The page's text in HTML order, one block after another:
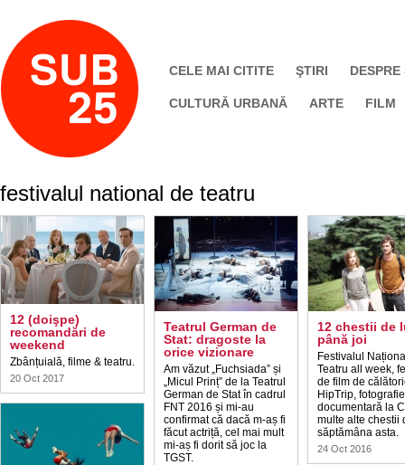
CELE MAI CITITE ŞTIRI DESPRE
CULTURĂ URBANĂ ARTE FILM
festivalul national de teatru
12 (doişpe)
recomandări de
weekend
Zbânțuială, filme & teatru.
20 Oct 2017
Teatrul German de
Stat: dragoste la
orice vizionare
Am văzut „Fuchsiada” și
„Micul Prinț” de la Teatrul
German de Stat în cadrul
FNT 2016 și mi-au
confirmat că dacă m-aș fi
făcut actriță, cel mai mult
mi-aș fi dorit să joc la
TGST.
12 chestii de
până joi
Festivalul
Teatru all week,
de film de
HipTrip, fotografie
documentară la
multe alte chestii
săptămâna asta.
24 Oct 2016